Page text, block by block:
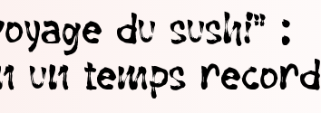
du sushi" :
un temps record